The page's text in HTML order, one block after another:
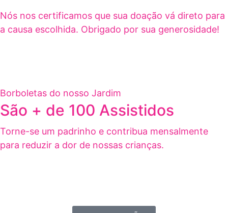
Nós nos certificamos que sua doação vá direto para
a causa escolhida. Obrigado por sua generosidade!
Borboletas do nosso Jardim
São + de 100 Assistidos
Torne-se um padrinho e contribua mensalmente
para reduzir a dor de nossas crianças.